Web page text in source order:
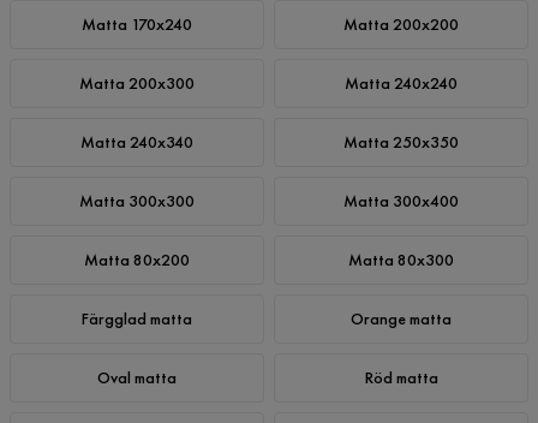
Matta 170x240 Matta 200x200
Matta 200x300 Matta 240x240
Matta 240x340 Matta 250x350
Matta 300x300 Matta 300x400
Matta 80x200 Matta 80x300
Färgglad matta Orange matta
Oval matta Röd matta